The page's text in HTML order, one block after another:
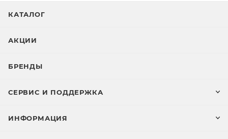
КАТАЛОГ
АКЦИИ
БРЕНДЫ
СЕРВИС И ПОДДЕРЖКА
ИНФОРМАЦИЯ